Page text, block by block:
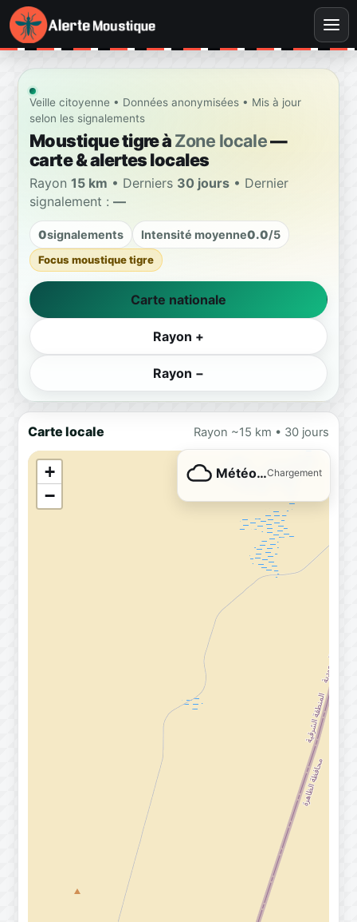
Veille citoyenne • Données anonymisées • Mis à jour
selon les signalements
Moustique tigre àZone locale—
carte & alertes locales
Rayon 15 km • Derniers 30 jours • Dernier
signalement : —
0signalements Intensité moyenne0.0/5
Focus moustique tigre
Carte nationale
Rayon +
Rayon −
Carte locale Rayon ~15 km • 30 jours
+
−
Météo…Chargement